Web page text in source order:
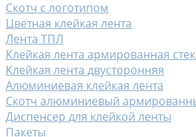
Скотч с логотипом
Цветная клейкая лента
Лента ТПЛ
Клейкая лента армированная
Клейкая лента двусторонняя
Алюминиевая клейкая лента
Скотч алюминиевый
Диспенсер для клейкой ленты
Пакеты